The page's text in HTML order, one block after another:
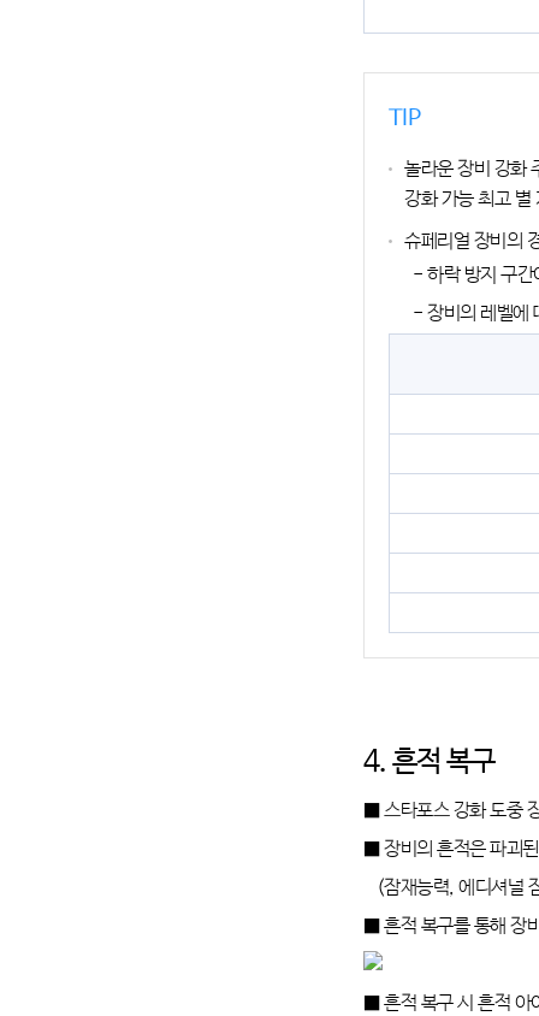
TIP
놀라운 장비 강화
강화 가능 최고 별
슈페리얼 장비의
- 하락 방지 구간
- 장비의 레벨에
4. 흔적 복구
■ 스타포스 강화 도중
■ 장비의 흔적은 파괴
(잠재능력, 에디셔널
■ 흔적 복구를 통해 장
■ 흔적 복구 시 흔적 아